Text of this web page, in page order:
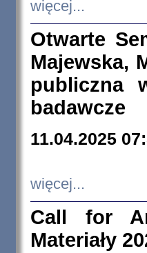
więcej...
Otwarte
Majewska,
publiczna
badawcze
11.04.2025
więcej...
Call for
Materiały